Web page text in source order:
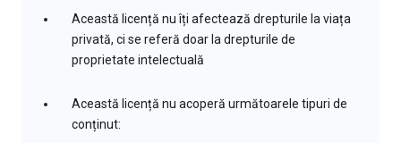
Această licență nu îți afectează drepturile la viața
privată, ci se referă doar la drepturile de
proprietate intelectuală
Această licență nu acoperă următoarele tipuri de
conținut: